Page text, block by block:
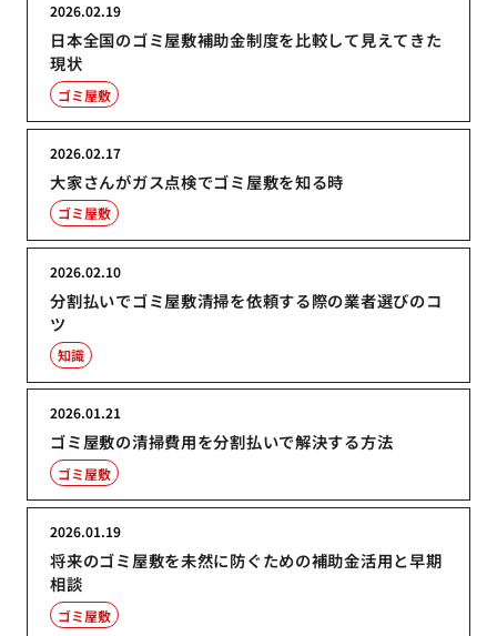
日本全国のゴミ屋敷補助金制度を比較して見えてきた
現状
2026.02.19
ゴミ屋敷
大家さんがガス点検でゴミ屋敷を知る時
2026.02.17
ゴミ屋敷
分割払いでゴミ屋敷清掃を依頼する際の業者選びのコ
ツ
2026.02.10
知識
ゴミ屋敷の清掃費用を分割払いで解決する方法
2026.01.21
ゴミ屋敷
将来のゴミ屋敷を未然に防ぐための補助金活用と早期
相談
2026.01.19
ゴミ屋敷